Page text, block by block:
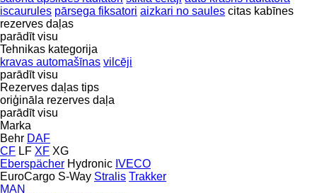
iscaurules pārsega fiksatori aizkari no saules citas kabīnes
rezerves daļas
parādīt visu
Tehnikas kategorija
kravas automašīnas vilcēji
parādīt visu
Rezerves daļas tips
oriģināla rezerves daļa
parādīt visu
Marka
Behr DAF
CF LF XF XG
Eberspächer Hydronic IVECO
EuroCargo S-Way Stralis Trakker
MAN